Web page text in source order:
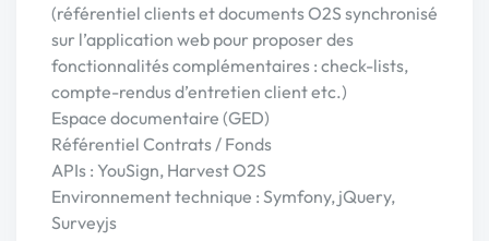
(référentiel clients et documents O2S synchronisé
sur l’application web pour proposer des
fonctionnalités complémentaires : check-lists,
compte-rendus d’entretien client etc.)
Espace documentaire (GED)
Référentiel Contrats / Fonds
APIs : YouSign, Harvest O2S
Environnement technique : Symfony, jQuery,
Surveyjs